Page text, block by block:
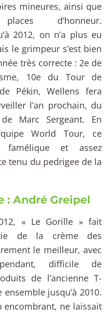
mineures, ainsi que
d’honneur.
2012, on n’a plus eu
le grimpeur s’est bien
très correcte : 2e de
10e du Tour de
Pékin, Wellens fera
l’an prochain, du
Marc Sergeant. En
World Tour, ce
famélique et assez
tenu du pedrigee de la
: André Greipel
« Le Gorille » fait
de la crème des
le meilleur, avec
difficile de
de l’ancienne T-
jusqu’à 2010.
encombrant, ne laissait